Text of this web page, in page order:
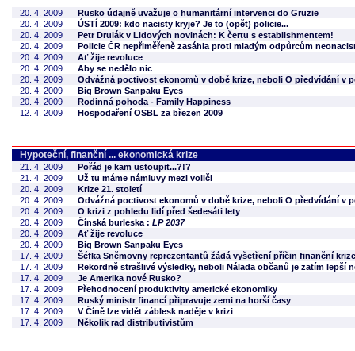
20. 4. 2009
Rusko údajně uvažuje o humanitární intervenci do Gruzie
20. 4. 2009
ÚSTÍ 2009: kdo nacisty kryje? Je to (opět) policie...
20. 4. 2009
Petr Drulák v Lidových novinách: K čertu s establishmentem!
20. 4. 2009
Policie ČR nepřiměřeně zasáhla proti mladým odpůrcům
20. 4. 2009
Ať žije revoluce
20. 4. 2009
Aby se nedělo nic
20. 4. 2009
Odvážná poctivost ekonomů v době krize, neboli O předvídání v
20. 4. 2009
Big Brown Sanpaku Eyes
20. 4. 2009
Rodinná pohoda - Family Happiness
12. 4. 2009
Hospodaření OSBL za březen 2009
Hypoteční, finanční ... ekonomická krize
21. 4. 2009
Pořád je kam ustoupit...?!?
21. 4. 2009
Už tu máme námluvy mezi voliči
20. 4. 2009
Krize 21. století
20. 4. 2009
Odvážná poctivost ekonomů v době krize, neboli O předvídání v
20. 4. 2009
O krizi z pohledu lidí před šedesáti lety
20. 4. 2009
Čínská burleska : LP 2037
20. 4. 2009
Ať žije revoluce
20. 4. 2009
Big Brown Sanpaku Eyes
17. 4. 2009
Šéfka Sněmovny reprezentantů žádá vyšetření příčin finanční krize
17. 4. 2009
Rekordně strašlivé výsledky, neboli Nálada občanů je zatím lepší
17. 4. 2009
Je Amerika nové Rusko?
17. 4. 2009
Přehodnocení produktivity americké ekonomiky
17. 4. 2009
Ruský ministr financí připravuje zemi na horší časy
17. 4. 2009
V Číně lze vidět záblesk naděje v krizi
17. 4. 2009
Několik rad distributivistům